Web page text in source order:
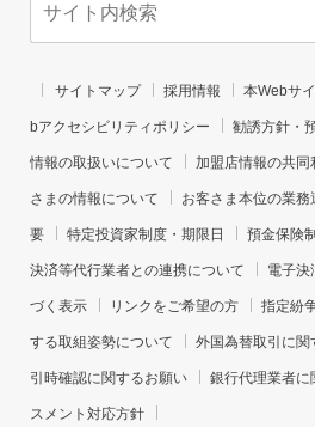
サイトマップ 採用情報 本Webサ
bアクセシビリティポリシー 勧誘方針・
情報の取扱いについて 加盟店情報の共同
さまの情報について お客さま本位の業務
要 特定投資家制度・期限日 預金保険
決済等代行業者との連携について 電子決
づく表示 リンクをご希望の方 指定紛
する取組姿勢について 外国為替取引に関
引時確認に関するお願い 銀行代理業者に
スメント対応方針